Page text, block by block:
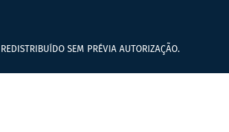
SEM PRÉVIA AUTORIZAÇÃO.